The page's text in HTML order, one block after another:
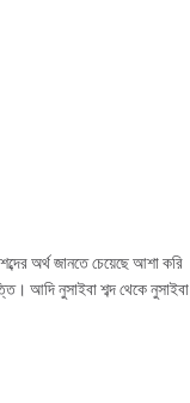
অর্থ জানতে চেয়েছে আশা করি
আদি নুসাইবা শব্দ থেকে নুসাইবা